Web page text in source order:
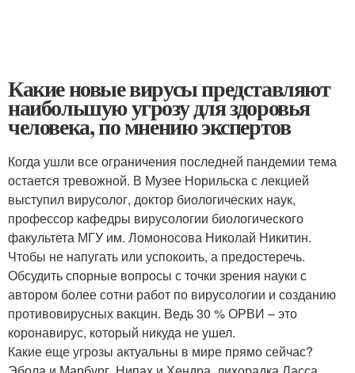
Какие новые вирусы представляют
наибольшую угрозу для здоровья
человека, по мнению экспертов
Когда ушли все ограничения последней пандемии тема
остается тревожной. В Музее Норильска с лекцией
выступил вирусолог, доктор биологических наук,
профессор кафедры вирусологии биологического
факультета МГУ им. Ломоносова Николай Никитин.
Чтобы не напугать или успокоить, а предостеречь.
Обсудить спорные вопросы с точки зрения науки с
автором более сотни работ по вирусологии и созданию
противовирусных вакцин. Ведь 30 % ОРВИ – это
коронавирус, который никуда не ушел.
Какие еще угрозы актуальны в мире прямо сейчас?